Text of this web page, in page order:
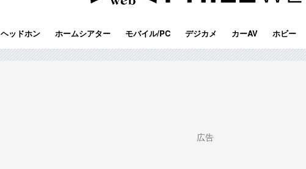
ヘッドホン ホームシアター モバイル/PC デジカメ カーAV ホビー